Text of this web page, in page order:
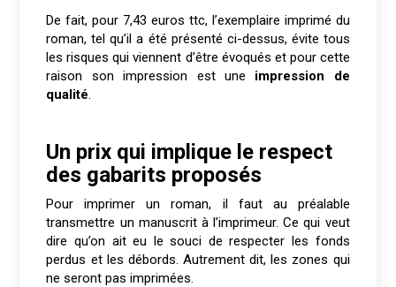
De fait, pour 7,43 euros ttc, l’exemplaire imprimé du
roman, tel qu’il a été présenté ci-dessus, évite tous
les risques qui viennent d’être évoqués et pour cette
raison son impression est une impression de
qualité.
Un prix qui implique le respect
des gabarits proposés
Pour imprimer un roman, il faut au préalable
transmettre un manuscrit à l’imprimeur. Ce qui veut
dire qu’on ait eu le souci de respecter les fonds
perdus et les débords. Autrement dit, les zones qui
ne seront pas imprimées.